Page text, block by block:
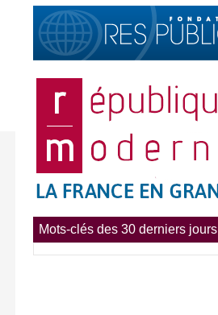
Mots-clés des 30 derniers jours